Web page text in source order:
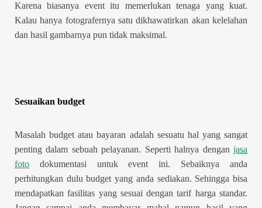
Karena biasanya event itu memerlukan tenaga yang kuat.
Kalau hanya fotografernya satu dikhawatirkan akan kelelahan
dan hasil gambarnya pun tidak maksimal.
Sesuaikan budget
Masalah budget atau bayaran adalah sesuatu hal yang sangat
penting dalam sebuah pelayanan. Seperti halnya dengan jasa
foto dokumentasi untuk event ini. Sebaiknya anda
perhitungkan dulu budget yang anda sediakan. Sehingga bisa
mendapatkan fasilitas yang sesuai dengan tarif harga standar.